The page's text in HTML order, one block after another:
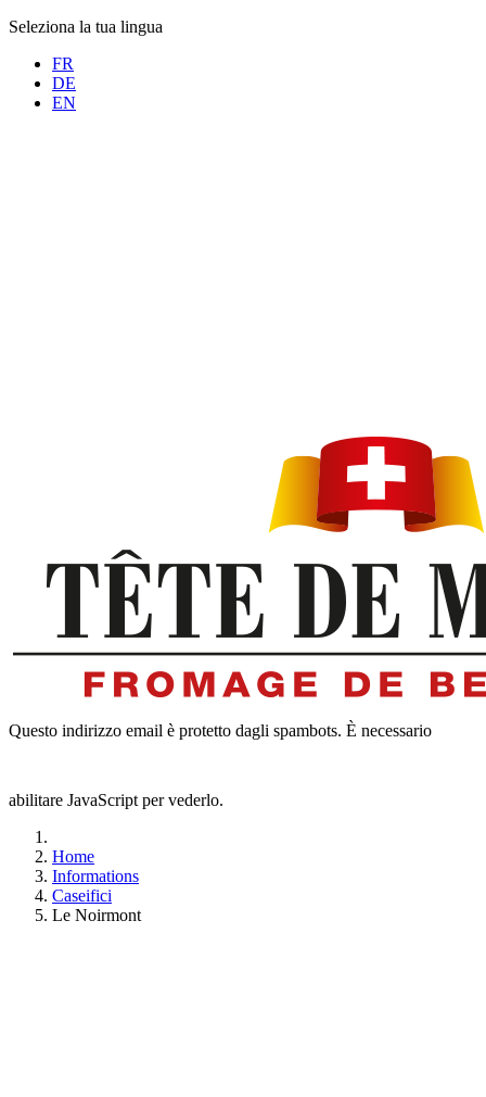
Seleziona la tua lingua
FR
DE
EN
Questo indirizzo email è protetto dagli spambots. È necessario
abilitare JavaScript per vederlo.
Home
Informations
Caseifici
Le Noirmont